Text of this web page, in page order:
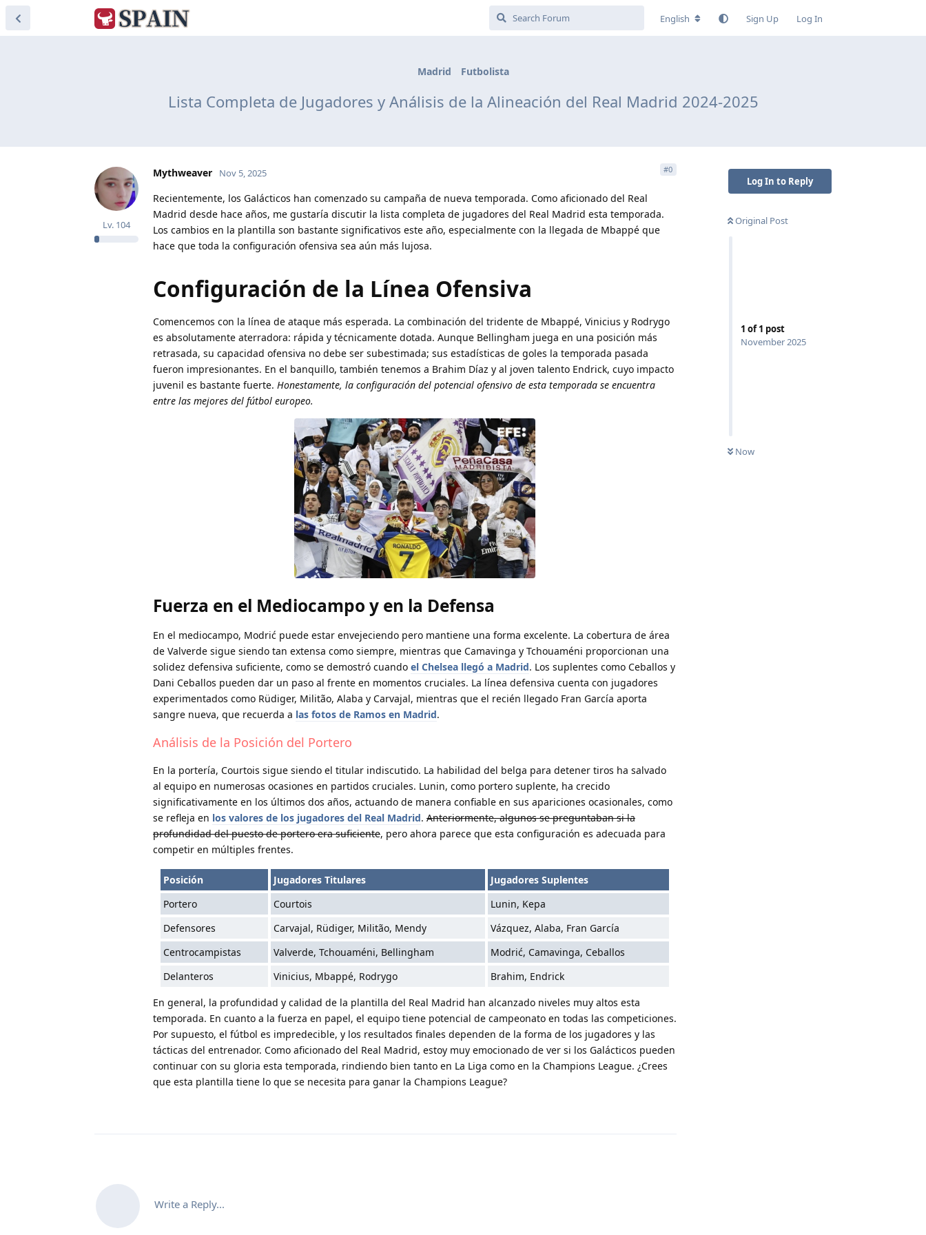
English Sign Up Log In
Madrid Futbolista
Lista Completa de Jugadores y Análisis de la Alineación del Real Madrid 2024-2025
Log In to Reply
Original Post
1 of1 post
November 2025
Now
Mythweaver
Lv. 104
Nov 5, 2025 #0
Recientemente, los Galácticos han comenzado su campaña de nueva temporada. Como aficionado del Real
Madrid desde hace años, me gustaría discutir la lista completa de jugadores del Real Madrid esta temporada.
Los cambios en la plantilla son bastante significativos este año, especialmente con la llegada de Mbappé que
hace que toda la configuración ofensiva sea aún más lujosa.
Configuración de la Línea Ofensiva
Comencemos con la línea de ataque más esperada. La combinación del tridente de Mbappé, Vinicius y Rodrygo
es absolutamente aterradora: rápida y técnicamente dotada. Aunque Bellingham juega en una posición más
retrasada, su capacidad ofensiva no debe ser subestimada; sus estadísticas de goles la temporada pasada
fueron impresionantes. En el banquillo, también tenemos a Brahim Díaz y al joven talento Endrick, cuyo impacto
juvenil es bastante fuerte. Honestamente, la configuración del potencial ofensivo de esta temporada se encuentra
entre las mejores del fútbol europeo.
Fuerza en el Mediocampo y en la Defensa
En el mediocampo, Modrić puede estar envejeciendo pero mantiene una forma excelente. La cobertura de área
de Valverde sigue siendo tan extensa como siempre, mientras que Camavinga y Tchouaméni proporcionan una
solidez defensiva suficiente, como se demostró cuando el Chelsea llegó a Madrid. Los suplentes como Ceballos y
Dani Ceballos pueden dar un paso al frente en momentos cruciales. La línea defensiva cuenta con jugadores
experimentados como Rüdiger, Militão, Alaba y Carvajal, mientras que el recién llegado Fran García aporta
sangre nueva, que recuerda a las fotos de Ramos en Madrid.
Análisis de la Posición del Portero
En la portería, Courtois sigue siendo el titular indiscutido. La habilidad del belga para detener tiros ha salvado
al equipo en numerosas ocasiones en partidos cruciales. Lunin, como portero suplente, ha crecido
significativamente en los últimos dos años, actuando de manera confiable en sus apariciones ocasionales, como
se refleja en los valores de los jugadores del Real Madrid. Anteriormente, algunos se preguntaban si la
profundidad del puesto de portero era suficiente, pero ahora parece que esta configuración es adecuada para
competir en múltiples frentes.
Posición Jugadores Titulares
Jugadores Suplentes
Portero
Courtois
Lunin, Kepa
Defensores
Carvajal, Rüdiger, Militão, Mendy
Vázquez, Alaba, Fran García
Centrocampistas
Valverde, Tchouaméni, Bellingham
Modrić, Camavinga, Ceballos
Delanteros
Vinicius, Mbappé, Rodrygo
Brahim, Endrick
En general, la profundidad y calidad de la plantilla del Real Madrid han alcanzado niveles muy altos esta
temporada. En cuanto a la fuerza en papel, el equipo tiene potencial de campeonato en todas las competiciones.
Por supuesto, el fútbol es impredecible, y los resultados finales dependen de la forma de los jugadores y las
tácticas del entrenador. Como aficionado del Real Madrid, estoy muy emocionado de ver si los Galácticos pueden
continuar con su gloria esta temporada, rindiendo bien tanto en La Liga como en la Champions League. ¿Crees
que esta plantilla tiene lo que se necesita para ganar la Champions League?
Write a Reply...